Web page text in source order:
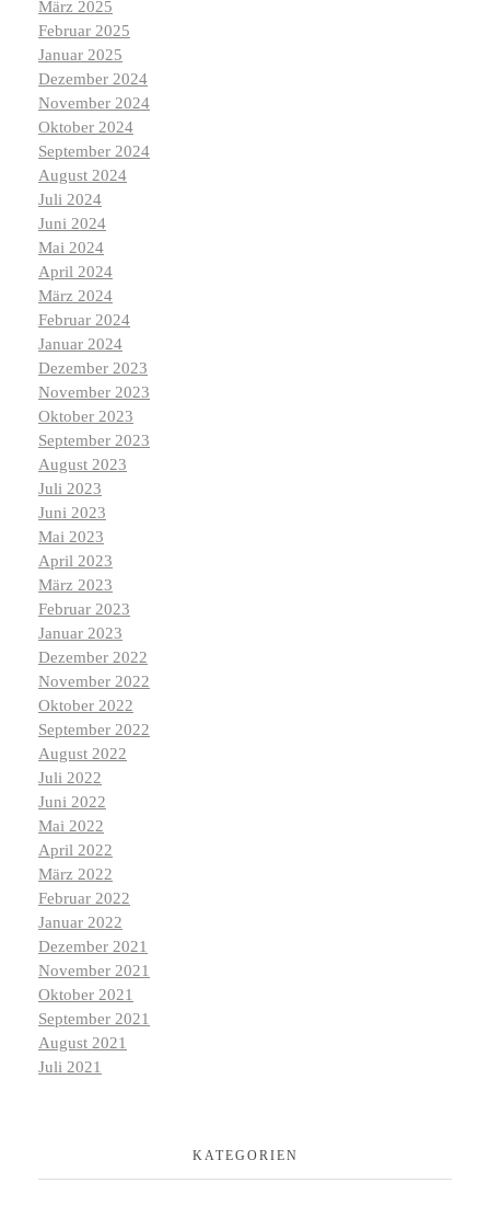
März 2025
Februar 2025
Januar 2025
Dezember 2024
November 2024
Oktober 2024
September 2024
August 2024
Juli 2024
Juni 2024
Mai 2024
April 2024
März 2024
Februar 2024
Januar 2024
Dezember 2023
November 2023
Oktober 2023
September 2023
August 2023
Juli 2023
Juni 2023
Mai 2023
April 2023
März 2023
Februar 2023
Januar 2023
Dezember 2022
November 2022
Oktober 2022
September 2022
August 2022
Juli 2022
Juni 2022
Mai 2022
April 2022
März 2022
Februar 2022
Januar 2022
Dezember 2021
November 2021
Oktober 2021
September 2021
August 2021
Juli 2021
KATEGORIEN